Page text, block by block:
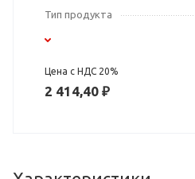
Тип продукта
Цена с НДС 20%
2 414,40 ₽